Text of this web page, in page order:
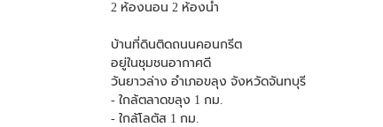
2 ห้องนอน 2 ห้องน้ำ
บ้านที่ดินติดถนนคอนกรีต
อยู่ในชุมชนอากาศดี
วันยาวล่าง อำเภอขลุง จังหวัดจันทบุรี
- ใกล้ตลาดขลุง 1 กม.
- ใกล้โลตัส 1 กม.